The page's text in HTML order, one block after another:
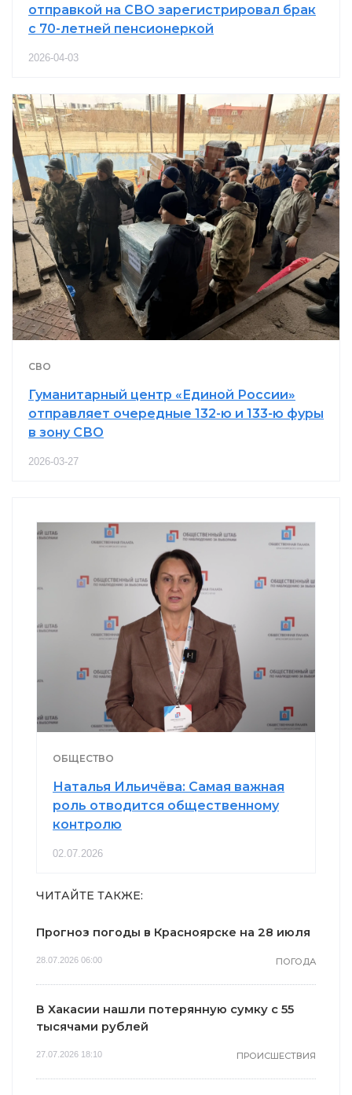
отправкой на СВО зарегистрировал брак
с 70-летней пенсионеркой
2026-04-03
СВО
Гуманитарный центр «Единой России»
отправляет очередные 132-ю и 133-ю фуры
в зону СВО
2026-03-27
ОБЩЕСТВО
Наталья Ильичёва: Самая важная
роль отводится общественному
контролю
02.07.2026
ЧИТАЙТЕ ТАКЖЕ:
Прогноз погоды в Красноярске на 28 июля
28.07.2026 06:00 ПОГОДА
В Хакасии нашли потерянную сумку с 55
тысячами рублей
27.07.2026 18:10 ПРОИСШЕСТВИЯ